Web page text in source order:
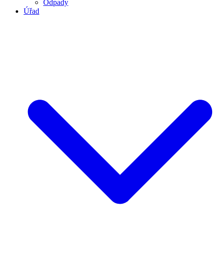
Odpady
Úřad